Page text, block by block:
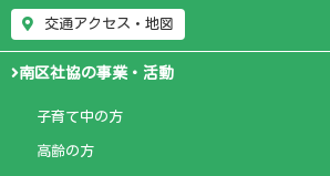
交通アクセス・地図
南区社協の事業・活動
子育て中の方
高齢の方